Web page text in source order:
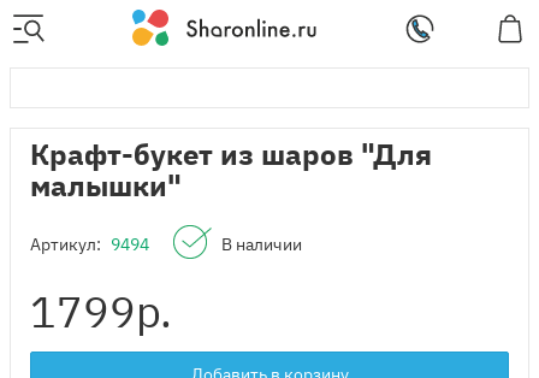
Крафт-букет из шаров "Для
малышки"
Артикул: 9494 В наличии
1799р.